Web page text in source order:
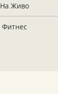
На Живо
Фитнес